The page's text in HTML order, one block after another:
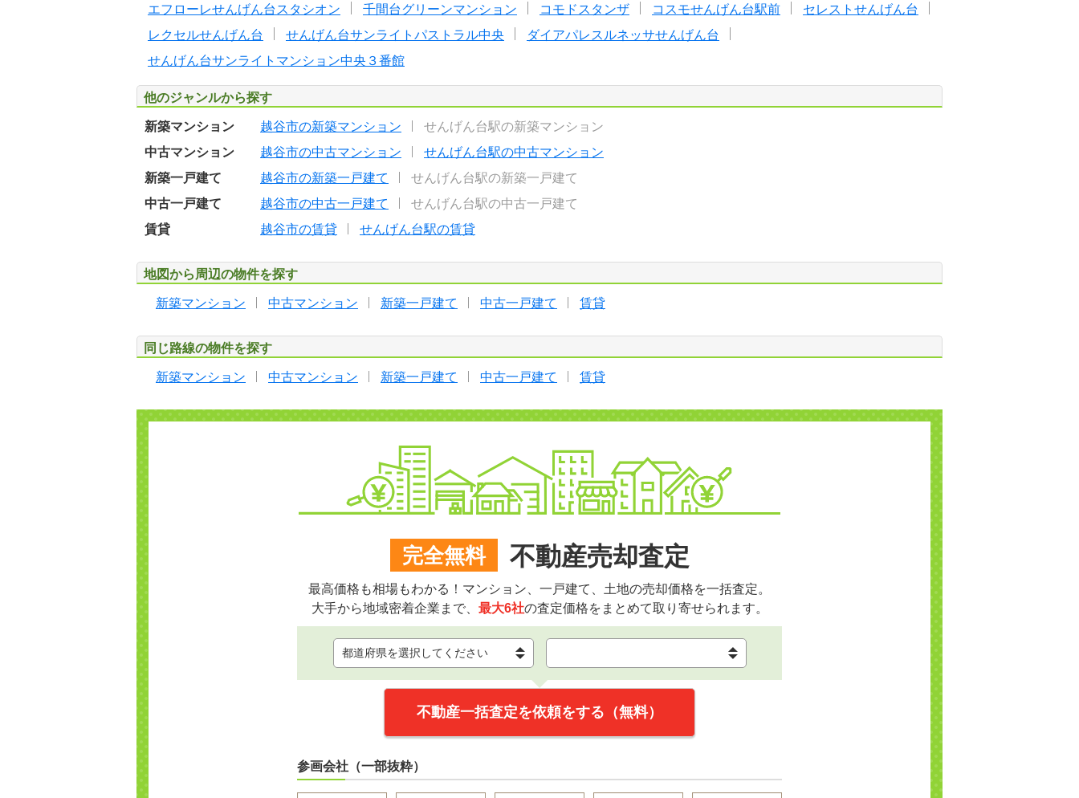
エフローレせんげん台スタシオン
千間台グリーンマンション コモドスタンザ コスモせんげん台駅前
セレストせんげん台
レクセルせんげん台
せんげん台サンライトパストラル中央
ダイアパレスルネッサせんげん台
せんげん台サンライトマンション中央３番館
他のジャンルから探す
新築マンション 越谷市の新築マンション
せんげん台駅の新築マンション
中古マンション
越谷市の中古マンション
せんげん台駅の中古マンション
新築一戸建て
越谷市の新築一戸建て
せんげん台駅の新築一戸建て
中古一戸建て
越谷市の中古一戸建て
せんげん台駅の中古一戸建て
賃貸
越谷市の賃貸 せんげん台駅の賃貸
地図から周辺の物件を探す
新築マンション 中古マンション 新築一戸建て 中古一戸建て 賃貸
同じ路線の物件を探す
新築マンション 中古マンション 新築一戸建て 中古一戸建て 賃貸
完全無料 不動産売却査定
最高価格も相場もわかる！マンション、一戸建て、土地の売却価格を一括査定。
大手から地域密着企業まで、 最大6社の査定価格をまとめて取り寄せられます。
不動産一括査定を依頼をする（無料）
参画会社（一部抜粋）